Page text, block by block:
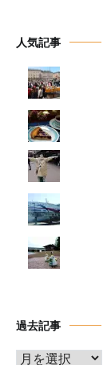
人気記事
過去記事
ア